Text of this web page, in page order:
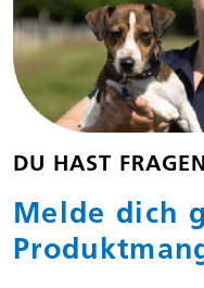
DU HAST
Melde dich